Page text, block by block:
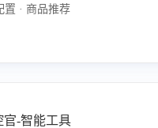
置 · 商品推荐
官-智能工具